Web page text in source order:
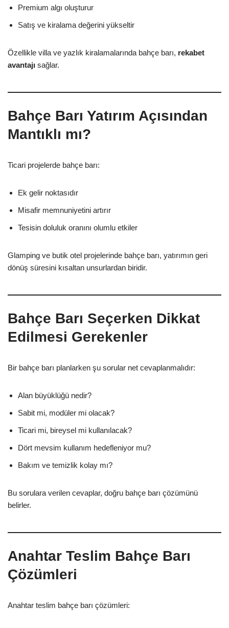
Premium algı oluşturur
Satış ve kiralama değerini yükseltir
Özellikle villa ve yazlık kiralamalarında bahçe barı, rekabet
avantajı sağlar.
Bahçe Barı Yatırım Açısından
Mantıklı mı?
Ticari projelerde bahçe barı:
Ek gelir noktasıdır
Misafir memnuniyetini artırır
Tesisin doluluk oranını olumlu etkiler
Glamping ve butik otel projelerinde bahçe barı, yatırımın geri
dönüş süresini kısaltan unsurlardan biridir.
Bahçe Barı Seçerken Dikkat
Edilmesi Gerekenler
Bir bahçe barı planlarken şu sorular net cevaplanmalıdır:
Alan büyüklüğü nedir?
Sabit mi, modüler mi olacak?
Ticari mi, bireysel mi kullanılacak?
Dört mevsim kullanım hedefleniyor mu?
Bakım ve temizlik kolay mı?
Bu sorulara verilen cevaplar, doğru bahçe barı çözümünü
belirler.
Anahtar Teslim Bahçe Barı
Çözümleri
Anahtar teslim bahçe barı çözümleri: